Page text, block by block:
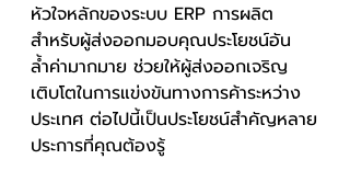
หัวใจหลักของระบบ ERP การผลิต
สำหรับผู้ส่งออกมอบคุณประโยชน์อัน
ล้ำค่ามากมาย ช่วยให้ผู้ส่งออกเจริญ
เติบโตในการแข่งขันทางการค้าระหว่าง
ประเทศ ต่อไปนี้เป็นประโยชน์สำคัญหลาย
ประการที่คุณต้องรู้